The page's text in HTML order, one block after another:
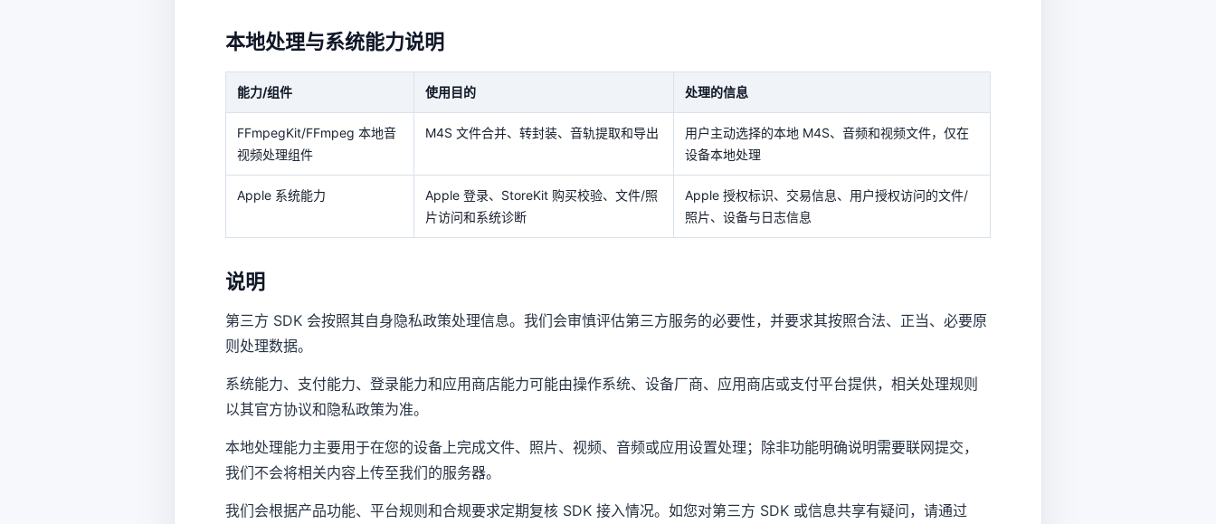
本地处理与系统能力说明
能力/组件 使用目的 处理的信息
FFmpegKit/FFmpeg 本地音
视频处理组件
M4S 文件合并、转封装、音轨提取和导出
用户主动选择的本地 M4S、音频和视频文件，仅在
设备本地处理
Apple 系统能力
Apple 登录、StoreKit 购买校验、文件/照
片访问和系统诊断
Apple 授权标识、交易信息、用户授权访问的文件/
照片、设备与日志信息
说明
第三方 SDK 会按照其自身隐私政策处理信息。我们会审慎评估第三方服务的必要性，并要求其按照合法、正当、必要原
则处理数据。
系统能力、支付能力、登录能力和应用商店能力可能由操作系统、设备厂商、应用商店或支付平台提供，相关处理规则
以其官方协议和隐私政策为准。
本地处理能力主要用于在您的设备上完成文件、照片、视频、音频或应用设置处理；除非功能明确说明需要联网提交，
我们不会将相关内容上传至我们的服务器。
我们会根据产品功能、平台规则和合规要求定期复核 SDK 接入情况。如您对第三方 SDK 或信息共享有疑问，请通过